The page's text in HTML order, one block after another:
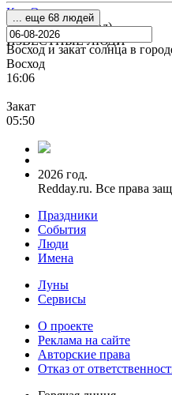
Кит Эмерсон
1944 - 2016 (71 год)
ИЗВЕСТНЫЕ ЛЮДИ
... еще 68 людей
Восход и закат солнца в
Восход
16:06
Закат
05:50
2026 год.
Redday.ru. Все права
Праздники
События
Люди
Имена
Луны
Сервисы
О проекте
Реклама на сайте
Авторские права
Отказ от